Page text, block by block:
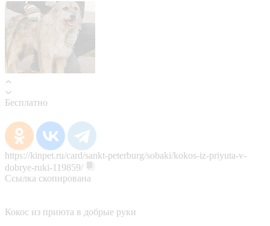
Бесплатно
https://kinpet.ru/card/sankt-peterburg/sobaki/kokos-iz-priyuta-v-
dobrye-ruki-119859/
Ссылка скопирована
Кокос из приюта в добрые руки